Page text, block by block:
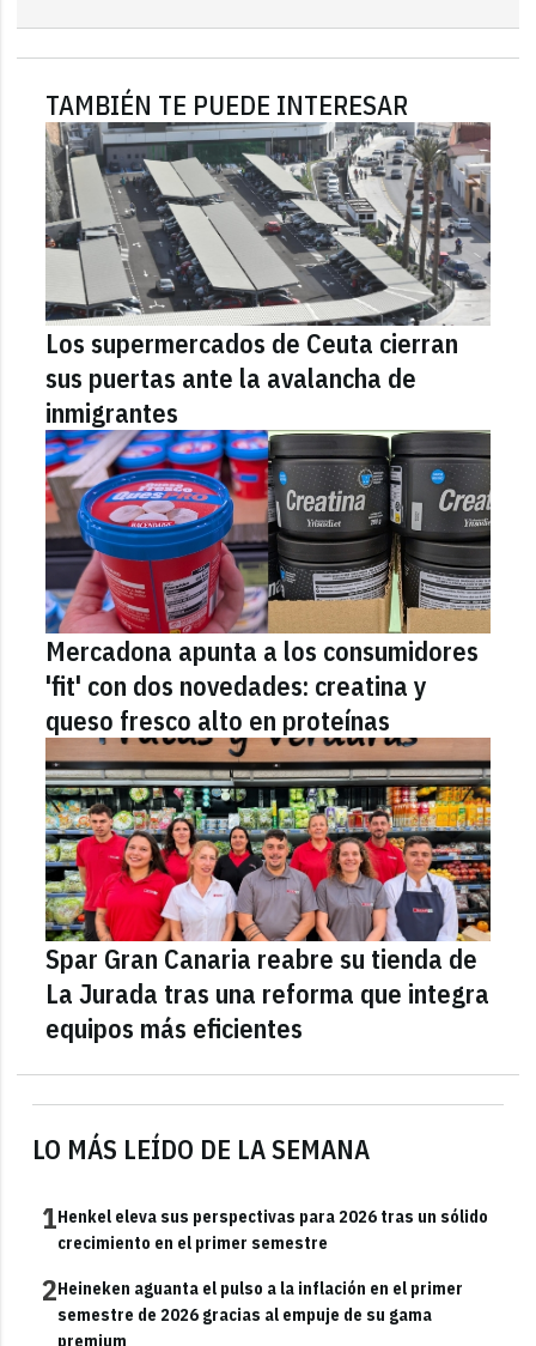
LO MÁS LEÍDO DE LA SEMANA
1Henkel eleva sus perspectivas para 2026 tras un sólido
crecimiento en el primer semestre
2Heineken aguanta el pulso a la inflación en el primer
semestre de 2026 gracias al empuje de su gama
premium
TAMBIÉN TE PUEDE INTERESAR
Los supermercados de Ceuta cierran
sus puertas ante la avalancha de
inmigrantes
Mercadona apunta a los consumidores
'fit' con dos novedades: creatina y
queso fresco alto en proteínas
Spar Gran Canaria reabre su tienda de
La Jurada tras una reforma que integra
equipos más eficientes